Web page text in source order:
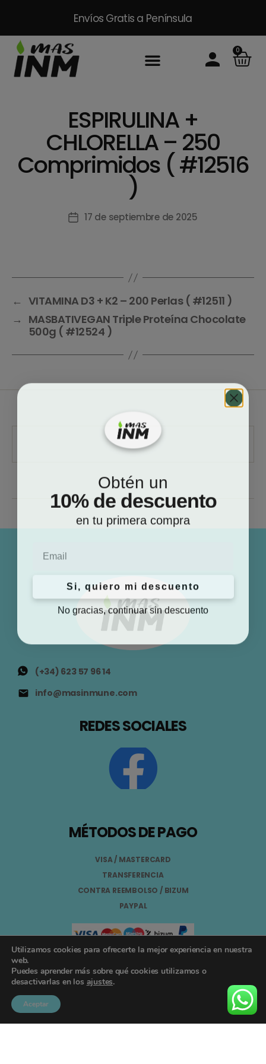
Envíos Gratis a Península
0
ESPIRULINA +
CHLORELLA – 250
Comprimidos ( #12516
)
17 de septiembre de 2025
← VITAMINA D3 + K2 – 200 Perlas ( #12511 )
→ MASBATIVEGAN Triple Proteína Chocolate
500g ( #12524 )
(+34) 623 57 96 14
info@masinmune.com
REDES SOCIALES
MÉTODOS DE PAGO
VISA / MASTERCARD
TRANSFERENCIA
CONTRA REEMBOLSO / BIZUM
PAYPAL
Aviso Legal
Política de Privacidad
Utilizamos cookies para ofrecerte la mejor experiencia en nuestra
web.
Puedes aprender más sobre qué cookies utilizamos o
desactivarlas en los ajustes.
Aceptar
Obtén un
10% de descuento
en tu primera compra
Si, quiero mi descuento
No gracias, continuar sin descuento